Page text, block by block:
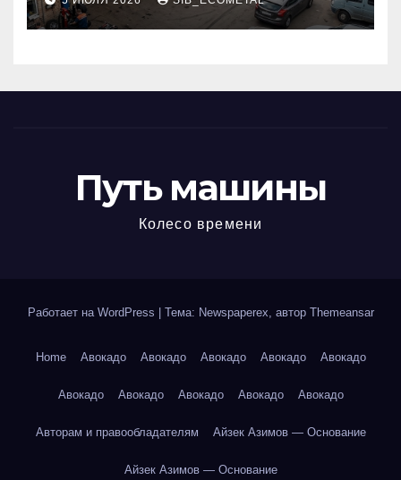
МКАД
Путь машины
Колесо времени
Работает на WordPress Тема: Newspaperex, автор Themeansar
Home Авокадо Авокадо Авокадо Авокадо Авокадо
Авокадо Авокадо Авокадо Авокадо Авокадо
Авторам и правообладателям Айзек Азимов — Основание
Айзек Азимов — Основание